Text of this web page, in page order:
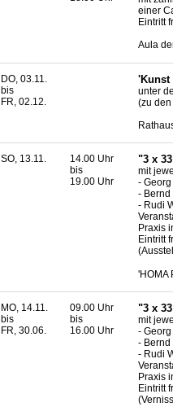
einer
Eintritt
Aula
DO, 03.11.
bis
FR, 02.12.
'Kunst
unter
(zu
SO, 13.11.
14.00 Uhr
bis
19.00 Uhr
"3 x
mit
-
-
- Rudi
Praxis
Eintritt
'HOMA
MO, 14.11.
bis
FR, 30.06.
09.00 Uhr
bis
16.00 Uhr
"3 x
mit
-
-
- Rudi
Praxis
Eintritt